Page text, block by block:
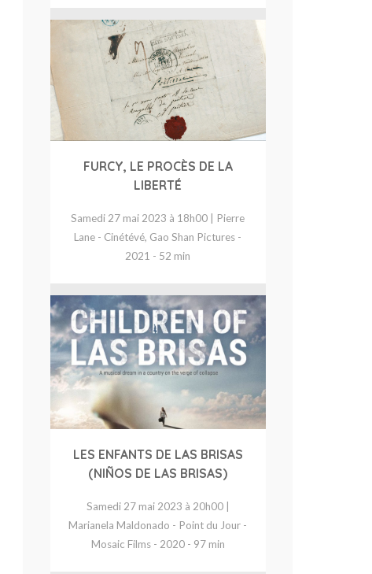
FURCY, LE PROCÈS DE LA
LIBERTÉ
Samedi 27 mai 2023 à 18h00 | Pierre
Lane - Cinétévé, Gao Shan Pictures -
2021 - 52 min
LES ENFANTS DE LAS BRISAS
(NIÑOS DE LAS BRISAS)
Samedi 27 mai 2023 à 20h00 |
Marianela Maldonado - Point du Jour -
Mosaic Films - 2020 - 97 min